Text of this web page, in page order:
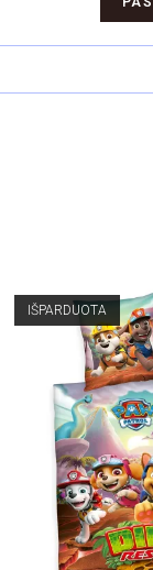
IŠPARDUOTA